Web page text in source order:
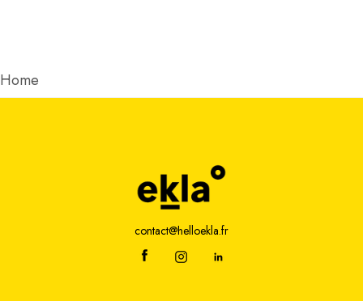
Home
contact@helloekla.fr